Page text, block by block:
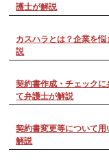
護士が解説
カスハラとは？企業を
説
契約書作成・チェック
て弁護士が解説
契約書変更等について
解説